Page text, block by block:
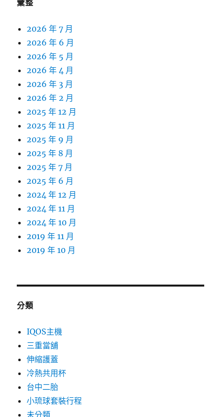
彙整
2026 年 7 月
2026 年 6 月
2026 年 5 月
2026 年 4 月
2026 年 3 月
2026 年 2 月
2025 年 12 月
2025 年 11 月
2025 年 9 月
2025 年 8 月
2025 年 7 月
2025 年 6 月
2024 年 12 月
2024 年 11 月
2024 年 10 月
2019 年 11 月
2019 年 10 月
分類
IQOS主機
三重當舖
伸縮護蓋
冷熱共用杯
台中二胎
小琉球套裝行程
未分類